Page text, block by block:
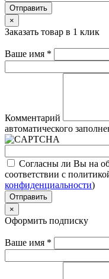
Отправить
×
Заказать товар в 1 клик
Ваше имя *
Комментарий
автоматического
Согласны ли Вы на
соответствии с
конфиденциальности)
Отправить
×
Оформить подписку
Ваше имя *